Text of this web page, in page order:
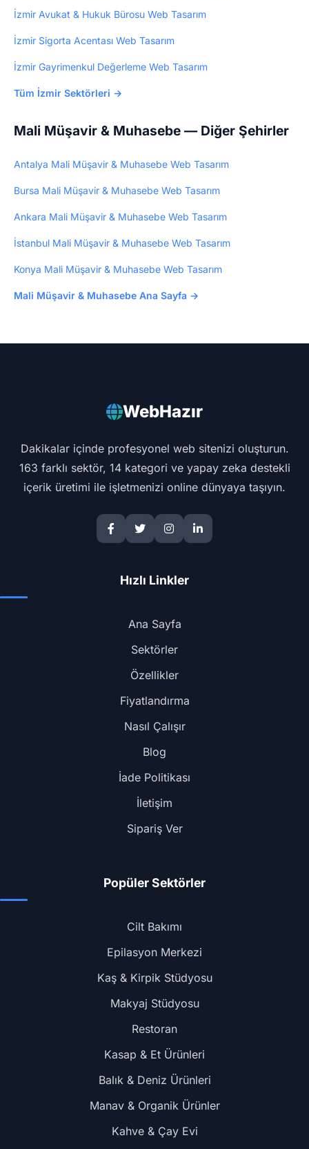
İzmir Avukat & Hukuk Bürosu Web Tasarım
İzmir Sigorta Acentası Web Tasarım
İzmir Gayrimenkul Değerleme Web Tasarım
Tüm İzmir Sektörleri →
Mali Müşavir & Muhasebe — Diğer Şehirler
Antalya Mali Müşavir & Muhasebe Web Tasarım
Bursa Mali Müşavir & Muhasebe Web Tasarım
Ankara Mali Müşavir & Muhasebe Web Tasarım
İstanbul Mali Müşavir & Muhasebe Web Tasarım
Konya Mali Müşavir & Muhasebe Web Tasarım
Mali Müşavir & Muhasebe Ana Sayfa →
WebHazır
Dakikalar içinde profesyonel web sitenizi oluşturun.
163 farklı sektör, 14 kategori ve yapay zeka destekli
içerik üretimi ile işletmenizi online dünyaya taşıyın.
Hızlı Linkler
Ana Sayfa
Sektörler
Özellikler
Fiyatlandırma
Nasıl Çalışır
Blog
İade Politikası
İletişim
Sipariş Ver
Popüler Sektörler
Cilt Bakımı
Epilasyon Merkezi
Kaş & Kirpik Stüdyosu
Makyaj Stüdyosu
Restoran
Kasap & Et Ürünleri
Balık & Deniz Ürünleri
Manav & Organik Ürünler
Kahve & Çay Evi